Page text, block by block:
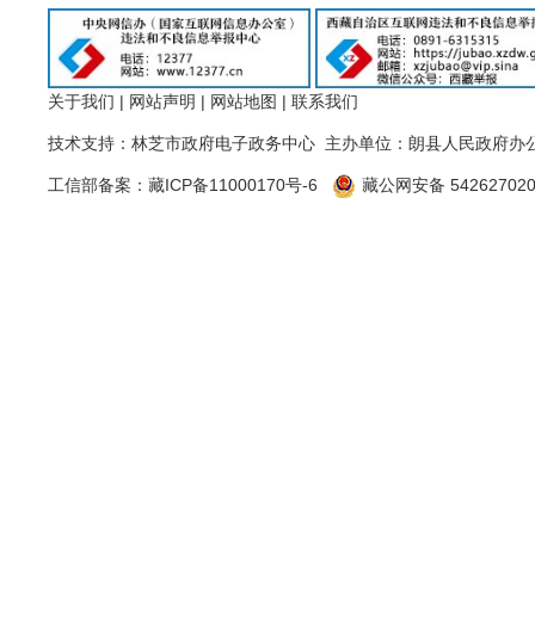
关于我们 | 网站声明 | 网站地图 | 联系我们
技术支持：林芝市政府电子政务中心 主办单位：朗县人民政府办
工信部备案： 藏ICP备11000170号-6 藏公网安备